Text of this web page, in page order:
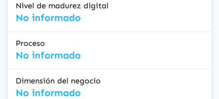
Nivel de madurez digital
No informado
Proceso
No informado
Dimensión del negocio
No informado